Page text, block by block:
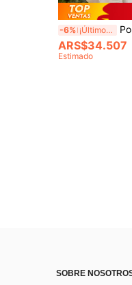
-6% ¡Últimos 3 días Portabebés
ARS$34.507
Estimado
SOBRE